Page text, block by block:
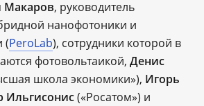
Макаров, руководитель
нанофотоники и
(PeroLab), сотрудники которой в
фотовольтаикой,Денис
школа экономики»), Игорь
Ильгисонис(«Росатом») и